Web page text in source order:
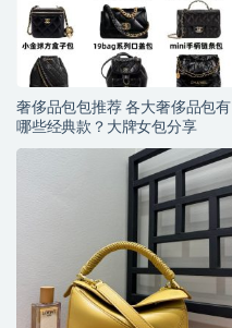
奢侈品包包推荐 各大奢侈品包有
哪些经典款？大牌女包分享